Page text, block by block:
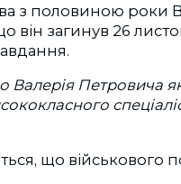
з половиною роки
він загинув 26
Валерія Петровича
що